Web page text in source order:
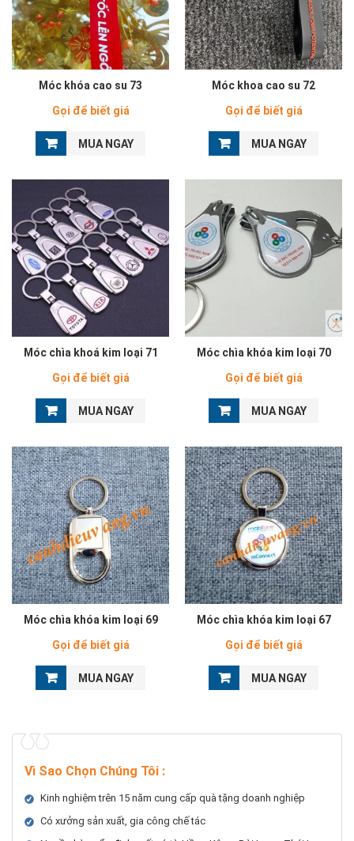
Móc khóa cao su 73
Gọi để biết giá
MUA NGAY
Móc khoa cao su 72
Gọi để biết giá
MUA NGAY
Móc chìa khoá kim loại 71
Gọi để biết giá
MUA NGAY
Móc chìa khóa kim loại 70
Gọi để biết giá
MUA NGAY
Móc chìa khóa kim loại 69
Gọi để biết giá
MUA NGAY
Móc chìa khóa kim loại 67
Gọi để biết giá
MUA NGAY
Vì Sao Chọn Chúng Tôi :
Kinh nghiệm trên 15 năm cung cấp quà tặng doanh nghiệp
Có xưởng sản xuất, gia công chế tác